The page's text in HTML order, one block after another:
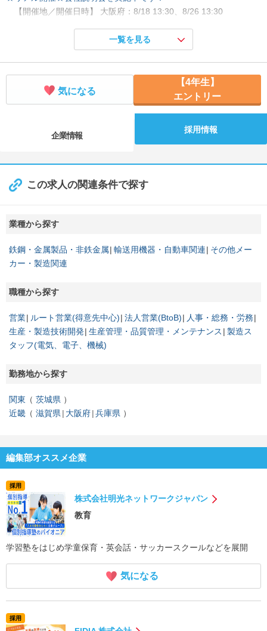
【開催地／開催日時】 大阪府：8/18 13:30、8/26 13:30
★対面開催（兵庫県）★会社説明会を実施中です！
【開催地／開催日時】 兵庫県：8/20 14:00、8/27 14:00
一覧を見る
気になる
【4年生】
エントリー
企業情報
採用情報
この求人の関連条件で探す
業種から探す
鉄鋼・金属製品・非鉄金属 輸送用機器・自動車関連
その他メー
カー・製造関連
職種から探す
営業 ルート営業(得意先中心) 法人営業(BtoB)
人事・総務・労務
生産・製造技術開発 生産管理・品質管理・メンテナンス
製造ス
タッフ(電気、電子、機械)
勤務地から探す
関東
茨城県
近畿
滋賀県 大阪府 兵庫県
編集部オススメ企業
採用
株式会社明光ネットワークジャパン
教育
学習塾をはじめ学童保育・英会話・サッカースクールなどを展開
気になる
採用